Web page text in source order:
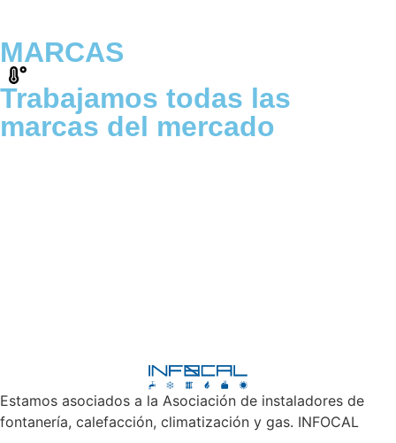
MARCAS
Trabajamos todas las
marcas del mercado
Estamos asociados a la Asociación de instaladores de
fontanería, calefacción, climatización y gas. INFOCAL